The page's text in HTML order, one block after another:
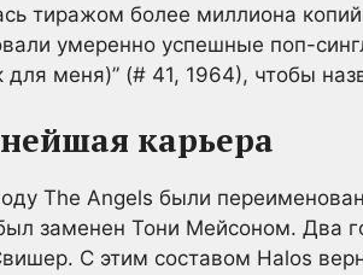
тиражом более миллиона
умеренно успешные поп-
для меня)” (# 41, 1964), чтобы
карьера
The Angels были
заменен Тони Мейсоном. Два
С этим составом Halos